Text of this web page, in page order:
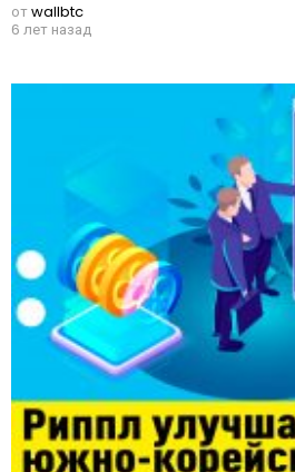
отwallbtc
6 лет назад